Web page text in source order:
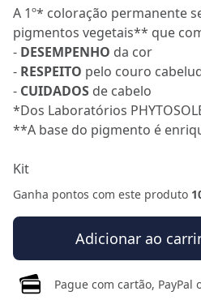
A 1º* coloração permanente
pigmentos vegetais** que
- DESEMPENHO da cor
- RESPEITO pelo couro
- CUIDADOS de cabelo
*Dos Laboratórios
**A base do pigmento é
Kit
Ganha pontos com este produto
Adicionar ao
Pague com cartão, PayPal